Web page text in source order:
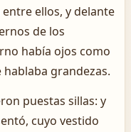
ellos, y delante
de los
había ojos como
grandezas.
puestas sillas: y
cuyo vestido